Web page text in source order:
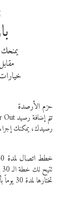
حزم الأرصدة
رصيدك، يمكنك إجراء
خطط اتصال لمدة 30 يومًا
تختارها لمدة 30 يوماً بأسعار فايبر المنخفضة.